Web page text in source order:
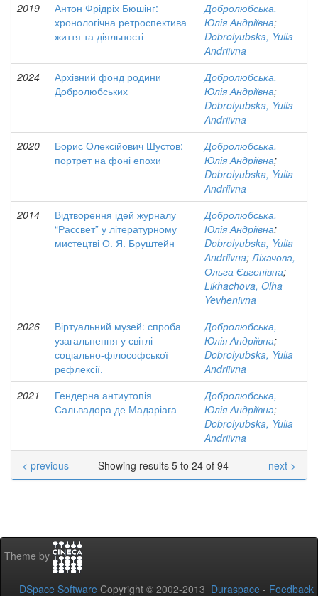
2019
Антон Фрідріх Бюшінг:
хронологічна ретроспектива
життя та діяльності
Добролюбська,
Юлія Андріївна;
Dobrolyubska, Yulia
Andriivna
2024
Архівний фонд родини
Добролюбських
Добролюбська,
Юлія Андріївна;
Dobrolyubska, Yulia
Andriivna
2020
Борис Олексійович Шустов:
портрет на фоні епохи
Добролюбська,
Юлія Андріївна;
Dobrolyubska, Yulia
Andriivna
2014
Відтворення ідей журналу
“Рассвет” у літературному
мистецтві О. Я. Бруштейн
Добролюбська,
Юлія Андріївна;
Dobrolyubska, Yulia
Andriivna;Ліхачова,
Ольга Євгенівна;
Likhachova, Olha
Yevhenivna
2026
Віртуальний музей: спроба
узагальнення у світлі
соціально-філософської
рефлексії.
Добролюбська,
Юлія Андріївна;
Dobrolyubska, Yulia
Andriivna
2021
Гендерна антиутопія
Сальвадора де Мадаріага
Добролюбська,
Юлія Андріївна;
Dobrolyubska, Yulia
Andriivna
Showing results 5 to 24 of 94
< previous next >
Theme by
DSpace Software Copyright © 2002-2013 Duraspace - Feedback